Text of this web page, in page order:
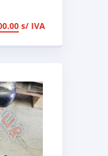
K9K
s/ IVA